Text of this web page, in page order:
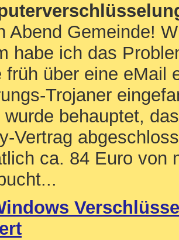
Abend Gemeinde!
habe ich das
früh über eine eMail
Trojaner
wurde behauptet,
Vertrag
ca. 84 Euro von